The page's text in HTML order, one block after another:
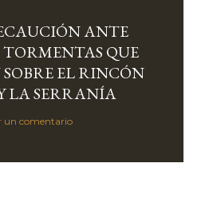
ANTE
TORMENTAS QUE
EL RINCÓN
LA SERRANÍA
un comentario